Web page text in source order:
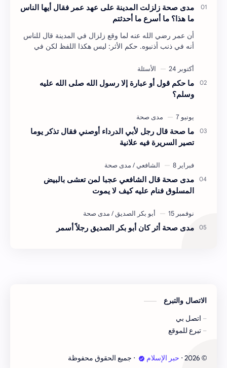
مدى صحة زلزلت المدينة على عهد عمر فقال أيها الناس
ما هذا؟ ما أسرع ما أحدثتم
أن عمر رضي الله عنه لما وقع زلزال في المدينة قال للناس
أنه في ذنب أذنبوه. حكم الأثر: ليس هكذا اللفظ لكن في
ما حكم قول أو عبارة إلا رسول الله صلى الله عليه
وسلم؟
ما صحة قال رجل لأبي الدرداء أوصني فقال تذكر يوما
تصير السريرة فيه علانية
مدى صحة قال الشافعي عجبا لمن تعشى بالبيض
المسلوق فنام عليه كيف لا يموت
مدى صحة أثر كان أبو بكر الصديق رجلاً أسمر
الاتصال والتبرع
اتصل بي
تبرع للموقع
©
2026
‧ حبر الإسلام ‧ جميع الحقوق محفوظة